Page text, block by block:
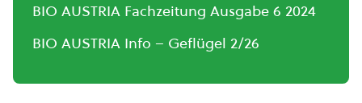
BIO AUSTRIA Fachzeitung Ausgabe 6 2024
BIO AUSTRIA Info – Geflügel 2/26